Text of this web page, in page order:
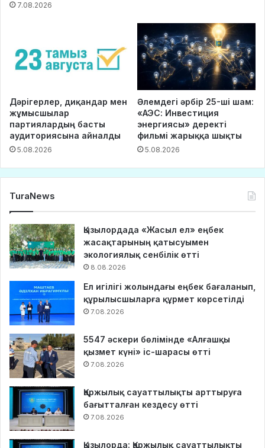
7.08.2026
Дәрігерлер, диқандар мен
жұмысшылар
партиялардың басты
аудиториясына айналды
5.08.2026
Әлемдегі әрбір 25-ші шам:
«АЭС: Инвестиция
энергиясы» деректі
фильмі жарыққа шықты
5.08.2026
TuraNews
Қызылордада «Жасыл ел» еңбек
жасақтарының қатысуымен
экологиялық сенбілік өтті
8.08.2026
Ел игілігі жолындағы еңбек бағаланып,
құрылысшыларға құрмет көрсетілді
7.08.2026
5547 әскери бөлімінде «Алғашқы
қызмет күні» іс-шарасы өтті
7.08.2026
Қаржылық сауаттылықты арттыруға
бағытталған кездесу өтті
7.08.2026
Қызылорда: Қаржылық сауаттылықты